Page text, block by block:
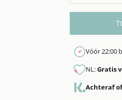
Vóór 22:00
NL:Gratis
Achteraf